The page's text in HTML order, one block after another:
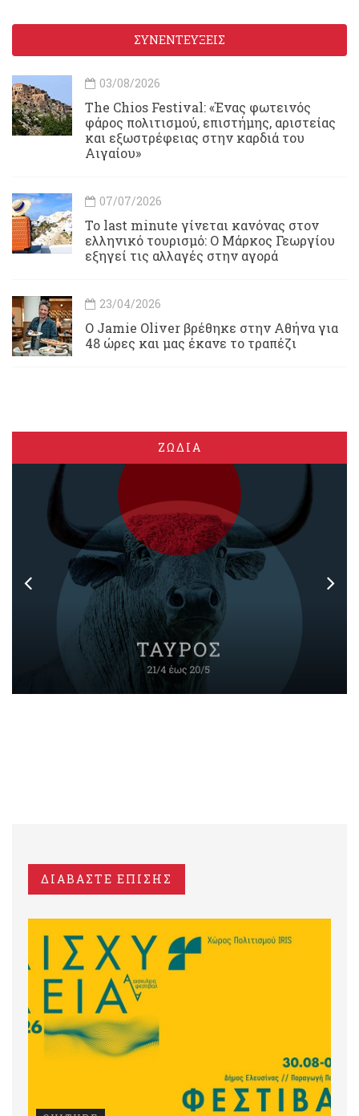
ΣΥΝΕΝΤΕΥΞΕΙΣ
03/08/2026
Τhe Chios Festival: «Ένας φωτεινός
φάρος πολιτισμού, επιστήμης, αριστείας
και εξωστρέφειας στην καρδιά του
Αιγαίου»
07/07/2026
Το last minute γίνεται κανόνας στον
ελληνικό τουρισμό: Ο Μάρκος Γεωργίου
εξηγεί τις αλλαγές στην αγορά
23/04/2026
Ο Jamie Oliver βρέθηκε στην Αθήνα για
48 ώρες και μας έκανε το τραπέζι
ΖΩΔΙΑ
ΔΙΑΒΑΣΤΕ ΕΠΙΣΗΣ